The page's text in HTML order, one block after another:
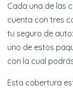
Cada una de las
cuenta con tres
tu seguro de auto:
uno de estos
con la cual
Esta cobertura